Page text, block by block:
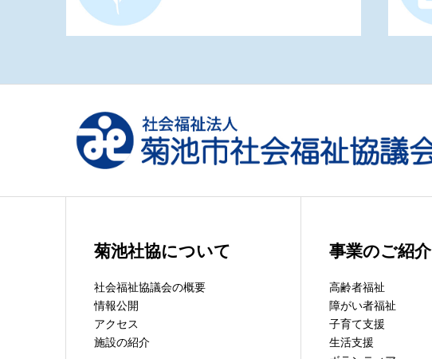
菊池社協について
社会福祉協議会の概要
情報公開
アクセス
施設の紹介
事業のご紹介
高齢者福祉
障がい者福祉
子育て支援
生活支援